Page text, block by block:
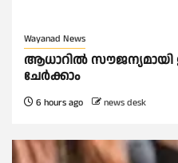
Wayanad News
ആധാറിൽ സൗജന്യമായി
ചേർക്കാം
6 hours ago news desk